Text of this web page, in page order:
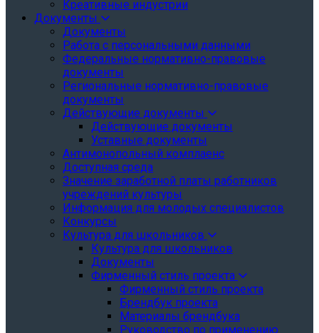
Креативные индустрии
Документы
Документы
Работа с персональными данными
Федеральные нормативно-правовые
документы
Региональные нормативно-правовые
документы
Действующие документы
Действующие документы
Уставные документы
Антимонопольный комплаенс
Доступная среда
Значение заработной платы работников
учреждений культуры
Информация для молодых специалистов
Конкурсы
Культура для школьников
Культура для школьников
Документы
Фирменный стиль проекта
Фирменный стиль проекта
Брендбук проекта
Материалы брендбука
Руководство по применению